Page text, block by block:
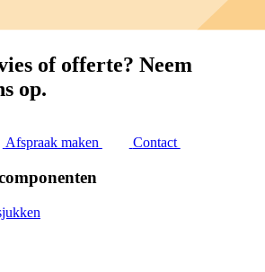
of offerte? Neem
op.
Afspraak maken Contact